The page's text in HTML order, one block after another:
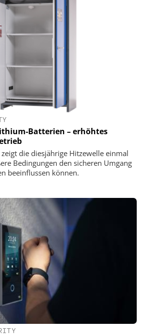
Batterien – erhöhtes
die diesjährige Hitzewelle einmal
Bedingungen den sicheren Umgang
beeinflussen können.